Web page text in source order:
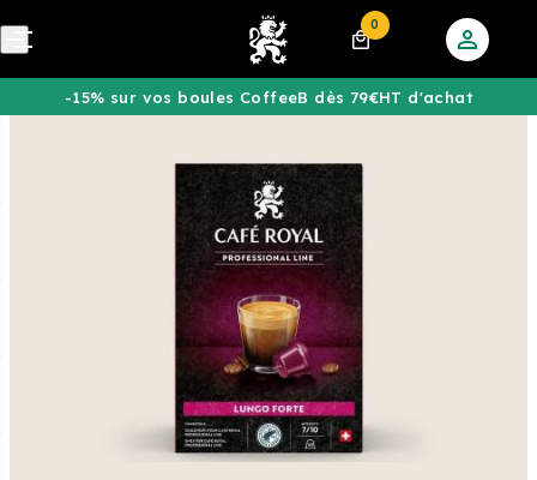
0
-15% sur vos boules CoffeeB dès 79€HT d'achat